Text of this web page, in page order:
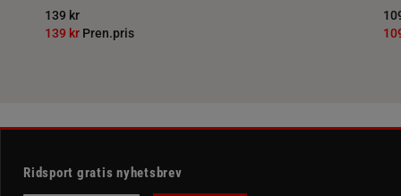
139 kr
139 kr Pren.pris
Ridsport gratis nyhetsbrev